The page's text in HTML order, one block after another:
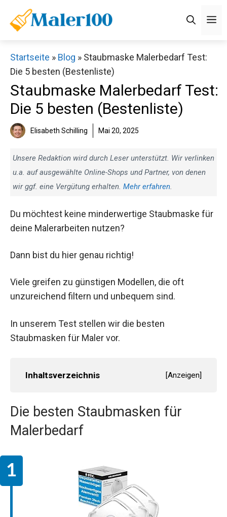
Inhalt
springen
Startseite » Blog » Staubmaske Malerbedarf Test:
Die 5 besten (Bestenliste)
Staubmaske Malerbedarf Test:
Die 5 besten (Bestenliste)
Elisabeth Schilling Mai 20, 2025
Unsere Redaktion wird durch Leser unterstützt. Wir verlinken
u.a. auf ausgewählte Online-Shops und Partner, von denen
wir ggf. eine Vergütung erhalten. Mehr erfahren.
Du möchtest keine minderwertige Staubmaske für
deine Malerarbeiten nutzen?
Dann bist du hier genau richtig!
Viele greifen zu günstigen Modellen, die oft
unzureichend filtern und unbequem sind.
In unserem Test stellen wir die besten
Staubmasken für Maler vor.
Inhaltsverzeichnis [Anzeigen]
Die besten Staubmasken für
Malerbedarf